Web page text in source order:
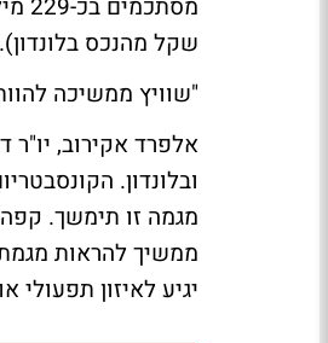
שקל מהנכס בלונדון).
"שוויץ ממשיכה
אלפרד אקירוב,
ובלונדון.
מגמה זו תימשך. קפה
ממשיך להראות
יגיע לאיזון תפעולי